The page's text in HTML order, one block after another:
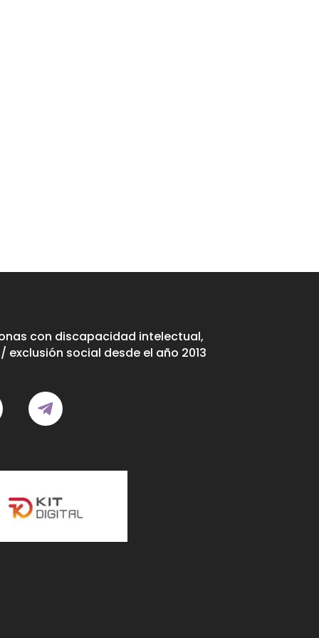
con discapacidad intelectual,
social desde el año 2013